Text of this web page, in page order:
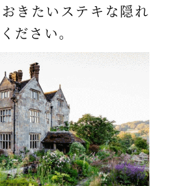
きたいステキな隠れ
ださい。